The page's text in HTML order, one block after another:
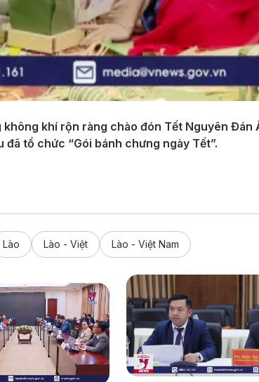
khí rộn ràng chào đón Tết Nguyên
đã tổ chức “Gói bánh chưng ngày Tết”.
Lào Lào - Việt Lào - Việt Nam